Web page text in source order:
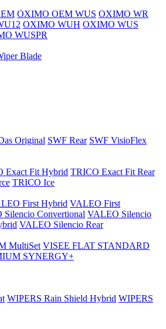
OXIMO OEM WUS OXIMO WR
OXIMO WUH OXIMO WUS
WUSPR
Blade
Original SWF Rear SWF VisioFlex
Exact Fit Hybrid TRICO Exact Fit Rear
TRICO Ice
First Hybrid VALEO First
Silencio Convertional VALEO Silencio
VALEO Silencio Rear
MultiSet VISEE FLAT STANDARD
SYNERGY+
WIPERS Rain Shield Hybrid WIPERS